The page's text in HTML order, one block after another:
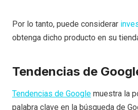
Por lo tanto, puede considerar
obtenga dicho producto en su
Tendencias de
Tendencias de Google muestra la
palabra clave en la búsqueda de